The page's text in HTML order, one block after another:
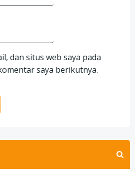
dan situs web saya pada
saya berikutnya.